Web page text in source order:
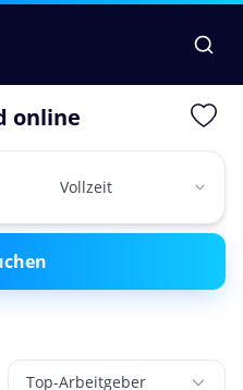
online
Top-Arbeitgeber